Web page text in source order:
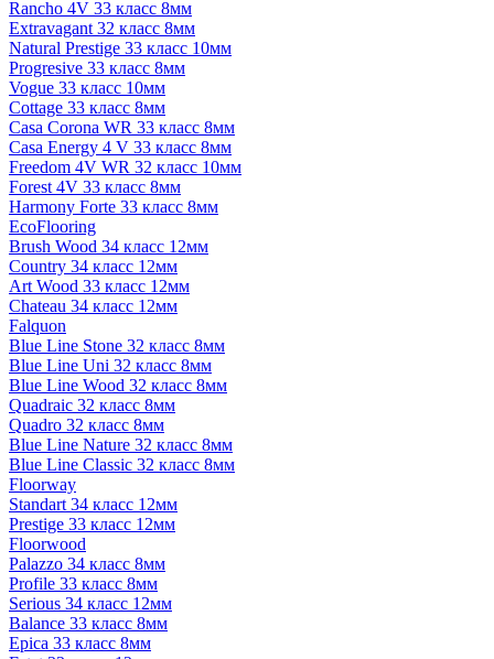
Rancho 4V 33 класс 8мм
Extravagant 32 класс 8мм
Natural Prestige 33 класс 10мм
Progresive 33 класс 8мм
Vogue 33 класс 10мм
Cottage 33 класс 8мм
Casa Corona WR 33 класс 8мм
Casa Energy 4 V 33 класс 8мм
Freedom 4V WR 32 класс 10мм
Forest 4V 33 класс 8мм
Harmony Forte 33 класс 8мм
EcoFlooring
Brush Wood 34 класс 12мм
Country 34 класс 12мм
Art Wood 33 класс 12мм
Chateau 34 класс 12мм
Falquon
Blue Line Stone 32 класс 8мм
Blue Line Uni 32 класс 8мм
Blue Line Wood 32 класс 8мм
Quadraic 32 класс 8мм
Quadro 32 класс 8мм
Blue Line Nature 32 класс 8мм
Blue Line Classic 32 класс 8мм
Floorway
Standart 34 класс 12мм
Prestige 33 класс 12мм
Floorwood
Palazzo 34 класс 8мм
Profile 33 класс 8мм
Serious 34 класс 12мм
Balance 33 класс 8мм
Epica 33 класс 8мм